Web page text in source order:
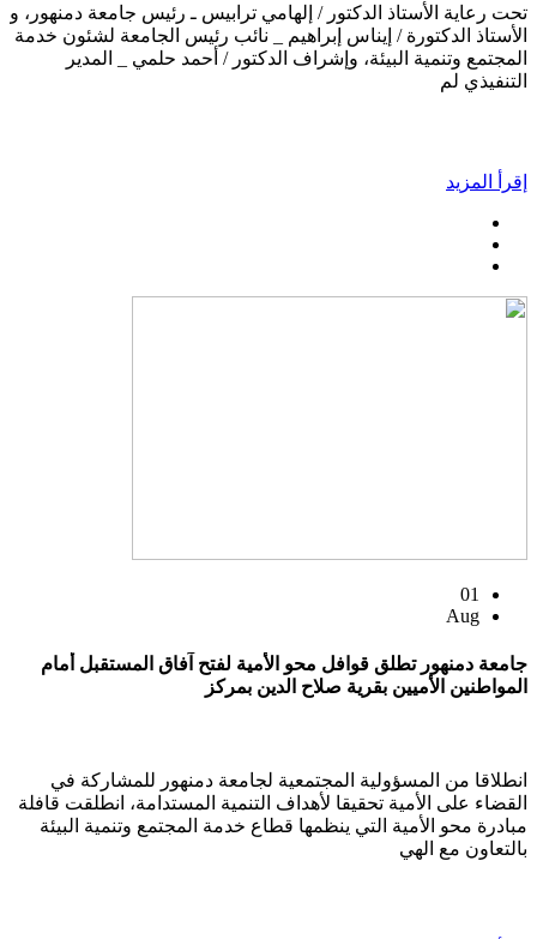
تحت رعاية الأستاذ الدكتور / إلهامي ترابيس ـ رئيس جامعة دمنهور، و
الأستاذ الدكتورة / إيناس إبراهيم _ نائب رئيس الجامعة لشئون خدمة
المجتمع وتنمية البيئة، وإشراف الدكتور / أحمد حلمي _ المدير
التنفيذي لم
إقرأ المزيد
01
Aug
جامعة دمنهور تطلق قوافل محو الأمية لفتح آفاق المستقبل أمام
المواطنين الأميين بقرية صلاح الدين بمركز
انطلاقا من المسؤولية المجتمعية لجامعة دمنهور للمشاركة في
القضاء على الأمية تحقيقا لأهداف التنمية المستدامة، انطلقت قافلة
مبادرة محو الأمية التي ينظمها قطاع خدمة المجتمع وتنمية البيئة
بالتعاون مع الهي